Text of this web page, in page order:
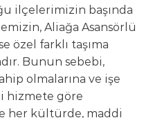
ilçelerimizin başında
Aliağa Asansörlü
özel farklı taşıma
Bunun sebebi,
olmalarına ve işe
hizmete göre
her kültürde, maddi